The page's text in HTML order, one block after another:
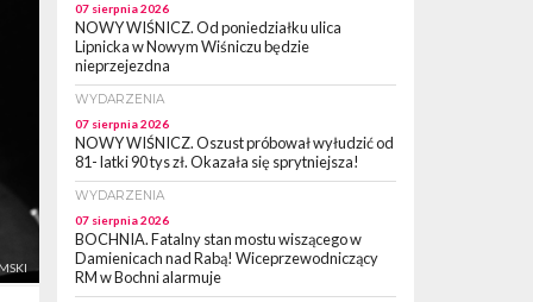
07 sierpnia 2026
NOWY WIŚNICZ. Od poniedziałku ulica
Lipnicka w Nowym Wiśniczu będzie
nieprzejezdna
WYDARZENIA
07 sierpnia 2026
NOWY WIŚNICZ. Oszust próbował wyłudzić od
81- latki 90 tys zł. Okazała się sprytniejsza!
WYDARZENIA
07 sierpnia 2026
BOCHNIA. Fatalny stan mostu wiszącego w
Damienicach nad Rabą! Wiceprzewodniczący
RM w Bochni alarmuje